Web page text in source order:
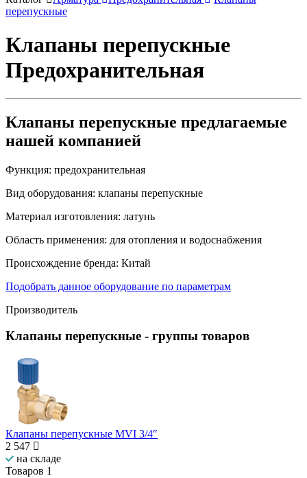
перепускные
Клапаны перепускные
Предохранительная
Клапаны перепускные предлагаемые
нашей компанией
Функция: предохранительная
Вид оборудования: клапаны перепускные
Материал изготовления: латунь
Область применения: для отопления и водоснабжения
Происхождение бренда: Китай
Подобрать данное оборудование по параметрам
Производитель
Клапаны перепускные - группы товаров
Клапаны перепускные MVI 3/4″
2 547
на складе
Товаров 1